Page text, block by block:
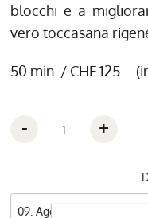
blocchi e a
vero toccasana
50 min. / CHF 125.–
- +